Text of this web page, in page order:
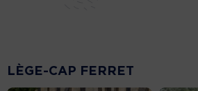
LÈGE-CAP FERRET